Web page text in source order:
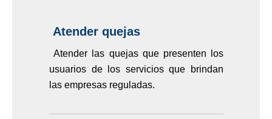
Atender quejas
Atender las quejas que presenten los
usuarios de los servicios que brindan
las empresas reguladas.